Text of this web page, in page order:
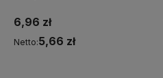
6,96 zł
Netto:5,66 zł